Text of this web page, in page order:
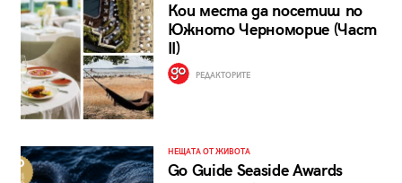
Кои места да посетиш по
Южното Черноморие (Част
II)
РЕДАКТОРИТЕ
НЕЩАТА ОТ ЖИВОТА
Go Guide Seaside Awards